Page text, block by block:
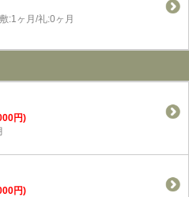
:1ヶ月/礼:0ヶ月
円)
円)